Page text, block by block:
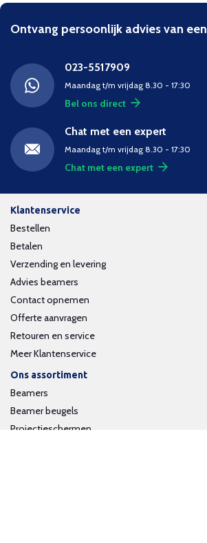
Ontvang persoonlijk advies van
023-5517909
Maandag t/m vrijdag 8.30 - 17:30
Bel ons direct
Chat met een expert
Maandag t/m vrijdag 8.30 - 17:30
Chat met een expert
Klantenservice
Bestellen
Betalen
Verzending en levering
Advies beamers
Contact opnemen
Offerte aanvragen
Retouren en service
Meer Klantenservice
Ons assortiment
Beamers
Beamer beugels
Projectieschermen